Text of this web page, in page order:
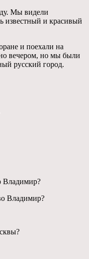
Мы видели
известный и красивый
и поехали на
вечером, но мы были
русский город.
Владимир?
Владимир?